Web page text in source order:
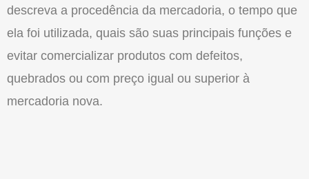
descreva a procedência da mercadoria, o tempo que
ela foi utilizada, quais são suas principais funções e
evitar comercializar produtos com defeitos,
quebrados ou com preço igual ou superior à
mercadoria nova.